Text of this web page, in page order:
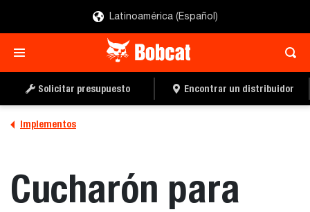
Latinoamérica (Español)
Solicitar presupuesto Encontrar un distribuidor
Implementos
Cucharón para
LOCALIZAR UN